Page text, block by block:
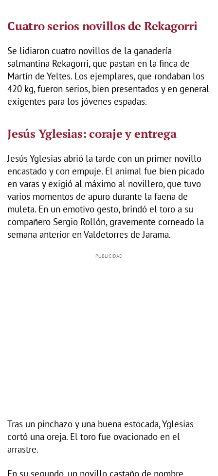
Cuatro serios novillos de Rekagorri
Se lidiaron cuatro novillos de la ganadería
salmantina Rekagorri, que pastan en la finca de
Martín de Yeltes. Los ejemplares, que rondaban los
420 kg, fueron serios, bien presentados y en general
exigentes para los jóvenes espadas.
Jesús Yglesias: coraje y entrega
Jesús Yglesias abrió la tarde con un primer novillo
encastado y con empuje. El animal fue bien picado
en varas y exigió al máximo al novillero, que tuvo
varios momentos de apuro durante la faena de
muleta. En un emotivo gesto, brindó el toro a su
compañero Sergio Rollón, gravemente corneado la
semana anterior en Valdetorres de Jarama.
Tras un pinchazo y una buena estocada, Yglesias
cortó una oreja. El toro fue ovacionado en el
arrastre.
En su segundo, un novillo castaño de nombre